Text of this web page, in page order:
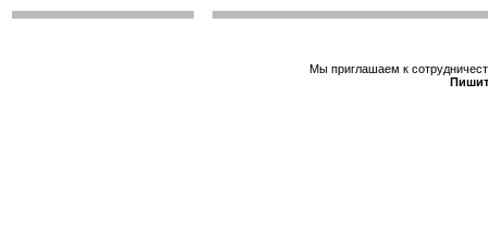
Мы приглашаем к